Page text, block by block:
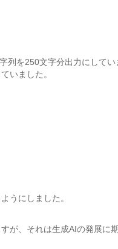
列を250文字分出力にしてい
いました。
うにしました。
が、それは生成AIの発展に